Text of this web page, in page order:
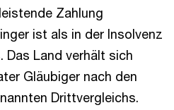
Zahlung
ist als in der Insolvenz
Das Land verhält sich
Gläubiger nach den
Drittvergleichs.